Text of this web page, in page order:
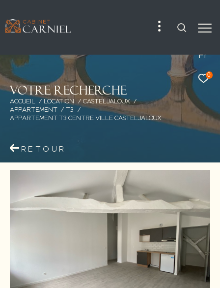
Fr
0
Votre recherche
ACCUEIL LOCATION
CASTELJALOUX
APPARTEMENT
T3
APPARTEMENT T3 CENTRE VILLE CASTELJALOUX
RETOUR